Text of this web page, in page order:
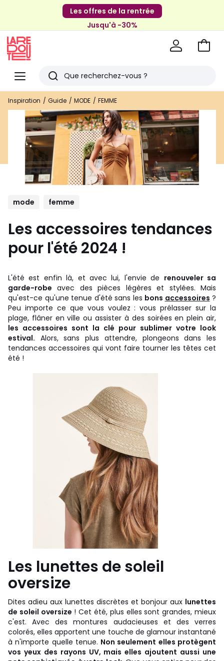
Les offres de la rentrée
Jusqu'à -30%
Menu
Redoute
Rechercher
Derniers
articles
vus
Aller
Inspiration Guide MODE FEMME
mode femme
Les accessoires tendances
pour l'été 2024 !
L'été est enfin là, et avec lui, l'envie de renouveler sa
garde-robe avec des pièces légères et stylées. Mais
qu'est-ce qu'une tenue d'été sans les bons accessoires ?
Peu importe ce que vous voulez : vous prélasser sur la
plage, flâner en ville ou assister à des soirées en plein air,
les accessoires sont la clé pour sublimer votre look
estival. Alors, sans plus attendre, plongeons dans les
tendances accessoires qui vont faire tourner les têtes cet
été !
Les lunettes de soleil
oversize
Dites adieu aux lunettes discrètes et bonjour aux lunettes
de soleil oversize ! Cet été, plus elles sont grandes, mieux
c'est. Avec des montures audacieuses et des verres
colorés, elles apportent une touche de glamour instantané
à n'importe quelle tenue. Non seulement elles protègent
vos yeux des rayons UV, mais elles ajoutent aussi une